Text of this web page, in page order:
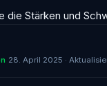
die Stärken und
28. April 2025 ·